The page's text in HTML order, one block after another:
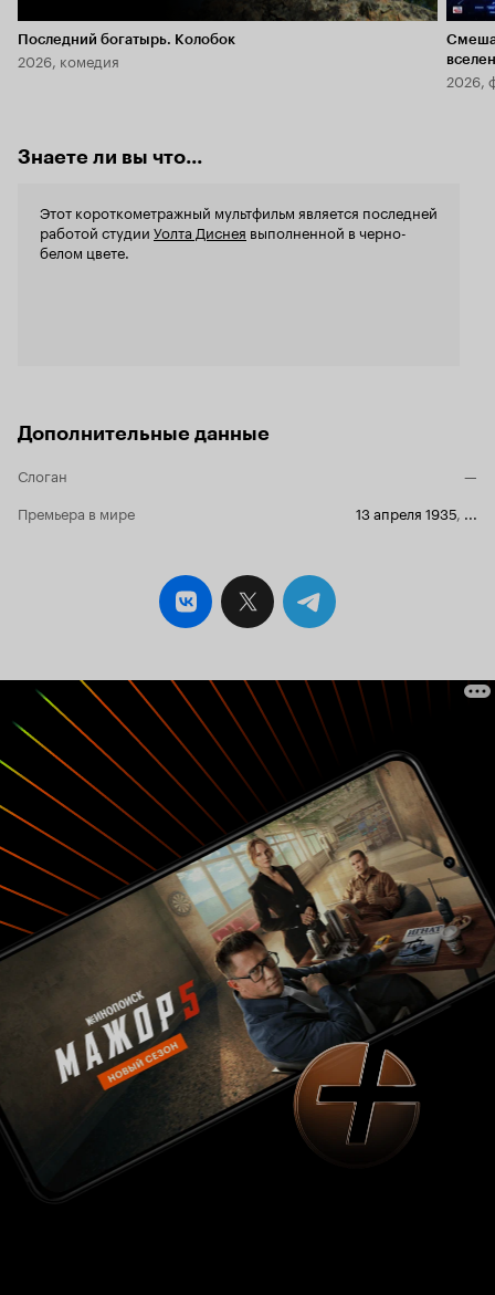
Последний богатырь. Колобок
2026, комедия
2026,
Знаете ли вы что...
Этот короткометражный мультфильм является последней
работой студии Уолта Диснея выполненной в черно-
белом цвете.
Дополнительные данные
Слоган
—
Премьера в мире
13 апреля 1935, ...